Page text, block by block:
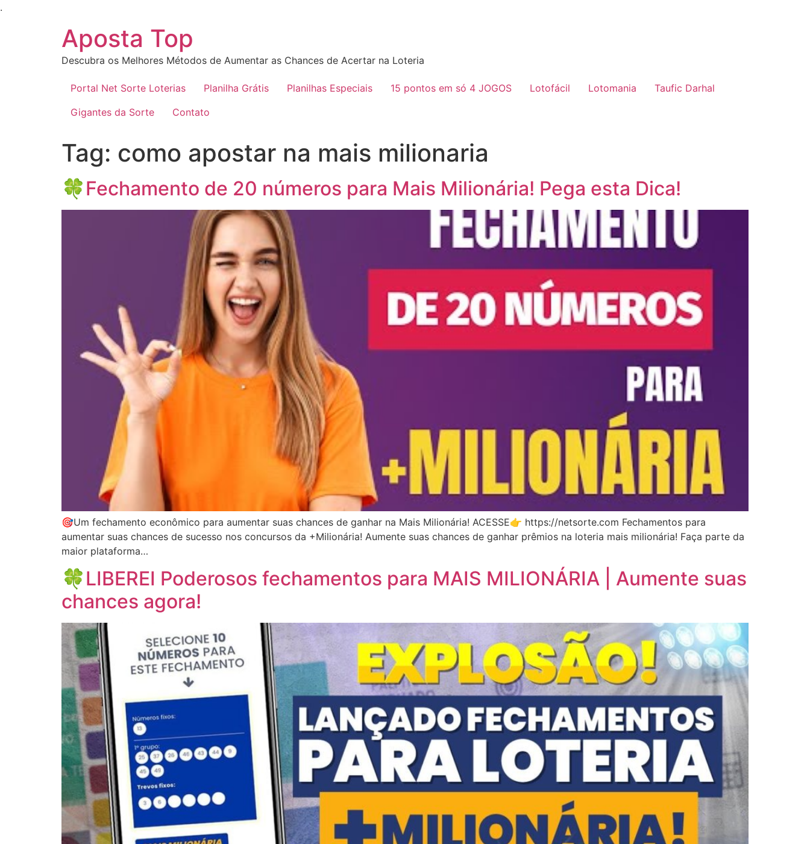
.
Aposta Top
Descubra os Melhores Métodos de Aumentar as Chances de Acertar na Loteria
Portal Net Sorte Loterias Planilha Grátis Planilhas Especiais 15 pontos em só 4 JOGOS Lotofácil Lotomania
Taufic Darhal
Gigantes da Sorte
Contato
Tag: como apostar na mais milionaria
🍀Fechamento de 20 números para Mais Milionária! Pega esta Dica!
🎯Um fechamento econômico para aumentar suas chances de ganhar na Mais Milionária! ACESSE👉 https://netsorte.com Fechamentos para
aumentar suas chances de sucesso nos concursos da +Milionária! Aumente suas chances de ganhar prêmios na loteria mais milionária! Faça parte da
maior plataforma…
🍀LIBEREI Poderosos fechamentos para MAIS MILIONÁRIA | Aumente suas
chances agora!